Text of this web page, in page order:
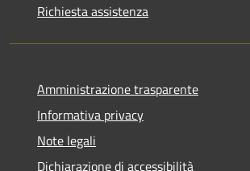
Richiesta assistenza
Amministrazione trasparente
Informativa privacy
Note legali
Dichiarazione di accessibilità